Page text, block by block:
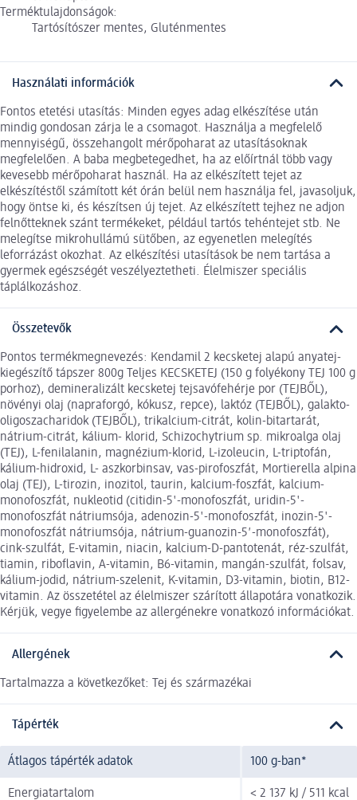
Terméktulajdonságok:
Tartósítószer mentes, Gluténmentes
Használati információk
Fontos etetési utasítás: Minden egyes adag elkészítése után
mindig gondosan zárja le a csomagot. Használja a megfelelő
mennyiségű, összehangolt mérőpoharat az utasításoknak
megfelelően. A baba megbetegedhet, ha az előírtnál több vagy
kevesebb mérőpoharat használ. Ha az elkészített tejet az
elkészítéstől számított két órán belül nem használja fel, javasoljuk,
hogy öntse ki, és készítsen új tejet. Az elkészített tejhez ne adjon
felnőtteknek szánt termékeket, például tartós tehéntejet stb. Ne
melegítse mikrohullámú sütőben, az egyenetlen melegítés
leforrázást okozhat. Az elkészítési utasítások be nem tartása a
gyermek egészségét veszélyeztetheti. Élelmiszer speciális
táplálkozáshoz.
Összetevők
Pontos termékmegnevezés: Kendamil 2 kecsketej alapú anyatej-
kiegészítő tápszer 800g Teljes KECSKETEJ (150 g folyékony TEJ 100 g
porhoz), demineralizált kecsketej tejsavófehérje por (TEJBŐL),
növényi olaj (napraforgó, kókusz, repce), laktóz (TEJBŐL), galakto-
oligoszacharidok (TEJBŐL), trikalcium-citrát, kolin-bitartarát,
nátrium-citrát, kálium- klorid, Schizochytrium sp. mikroalga olaj
(TEJ), L-fenilalanin, magnézium-klorid, L-izoleucin, L-triptofán,
kálium-hidroxid, L- aszkorbinsav, vas-pirofoszfát, Mortierella alpina
olaj (TEJ), L-tirozin, inozitol, taurin, kalcium-foszfát, kalcium-
monofoszfát, nukleotid (citidin-5'-monofoszfát, uridin-5'-
monofoszfát nátriumsója, adenozin-5'-monofoszfát, inozin-5'-
monofoszfát nátriumsója, nátrium-guanozin-5′-monofoszfát),
cink-szulfát, E-vitamin, niacin, kalcium-D-pantotenát, réz-szulfát,
tiamin, riboflavin, A-vitamin, B6-vitamin, mangán-szulfát, folsav,
kálium-jodid, nátrium-szelenit, K-vitamin, D3-vitamin, biotin, B12-
vitamin. Az összetétel az élelmiszer szárított állapotára vonatkozik.
Kérjük, vegye figyelembe az allergénekre vonatkozó információkat.
Allergének
Tartalmazza a következőket: Tej és származékai
Tápérték
Átlagos tápérték adatok 100 g-ban*
Energiatartalom < 2 137 kJ / 511 kcal